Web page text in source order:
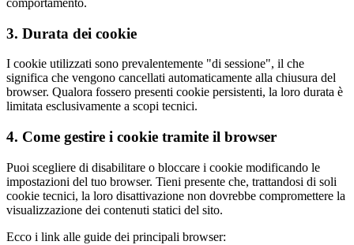
3. Durata dei cookie
I cookie utilizzati sono prevalentemente "di sessione", il che
significa che vengono cancellati automaticamente alla chiusura del
browser. Qualora fossero presenti cookie persistenti, la loro durata è
limitata esclusivamente a scopi tecnici.
4. Come gestire i cookie tramite il browser
Puoi scegliere di disabilitare o bloccare i cookie modificando le
impostazioni del tuo browser. Tieni presente che, trattandosi di soli
cookie tecnici, la loro disattivazione non dovrebbe compromettere la
visualizzazione dei contenuti statici del sito.
Ecco i link alle guide dei principali browser: